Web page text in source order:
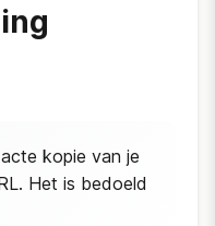
kopie van je
Het is bedoeld